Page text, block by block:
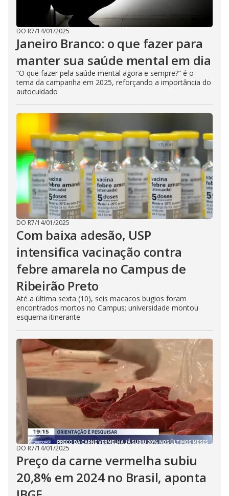
DO R7/14/01/2025
Janeiro Branco: o que fazer para
manter sua saúde mental em dia
“O que fazer pela saúde mental agora e sempre?” é o
tema da campanha em 2025, reforçando a importância do
autocuidado
DO R7/14/01/2025
Com baixa adesão, USP
intensifica vacinação contra
febre amarela no Campus de
Ribeirão Preto
Até a última sexta (10), seis macacos bugios foram
encontrados mortos no Campus; universidade montou
esquema itinerante
DO R7/14/01/2025
Preço da carne vermelha subiu
20,8% em 2024 no Brasil, aponta